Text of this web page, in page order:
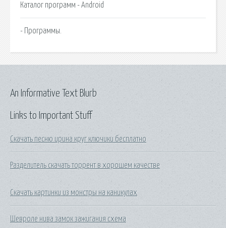
Каталог программ - Android
- Программы.
Links to Important Stuff
Скачать песню ирина круг ключики бесплатно
Разделитель скачать торрент в хорошем качестве
Скачать картинки из монстры на каникулах
Шевроле нива замок зажигания схема
An Informative Text Blurb